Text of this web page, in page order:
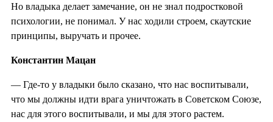
Но владыка делает замечание, он не знал подростковой
психологии, не понимал. У нас ходили строем, скаутские
принципы, выручать и прочее.
Константин Мацан
— Где-то у владыки было сказано, что нас воспитывали,
что мы должны идти врага уничтожать в Советском Союзе,
нас для этого воспитывали, и мы для этого растем.